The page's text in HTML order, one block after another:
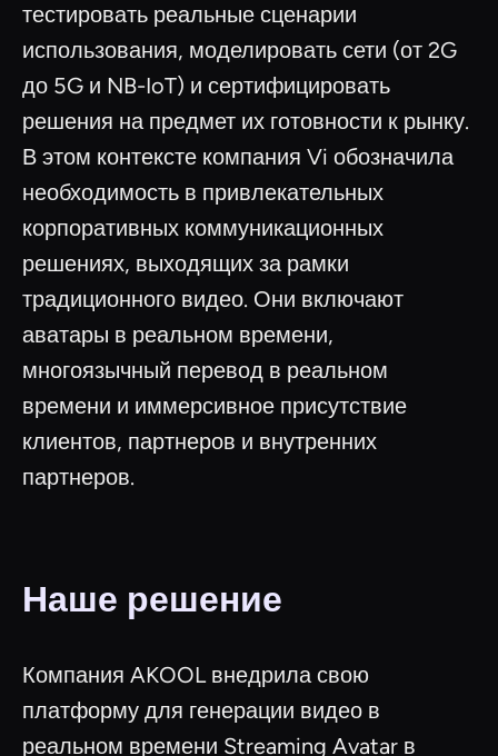
тестировать реальные сценарии
использования, моделировать сети (от 2G
до 5G и NB-IoT) и сертифицировать
решения на предмет их готовности к рынку.
В этом контексте компания Vi обозначила
необходимость в привлекательных
корпоративных коммуникационных
решениях, выходящих за рамки
традиционного видео. Они включают
аватары в реальном времени,
многоязычный перевод в реальном
времени и иммерсивное присутствие
клиентов, партнеров и внутренних
партнеров.
Наше решение
Компания AKOOL внедрила свою
платформу для генерации видео в
реальном времени Streaming Avatar в